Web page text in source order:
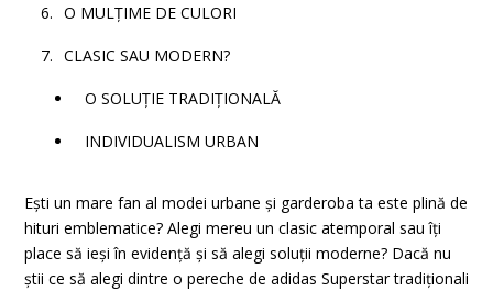
O MULȚIME DE CULORI
CLASIC SAU MODERN?
O SOLUȚIE TRADIȚIONALĂ
INDIVIDUALISM URBAN
Ești un mare fan al modei urbane și garderoba ta este plină de
hituri emblematice? Alegi mereu un clasic atemporal sau îți
place să ieși în evidență și să alegi soluții moderne? Dacă nu
știi ce să alegi dintre o pereche de adidas Superstar tradiționali